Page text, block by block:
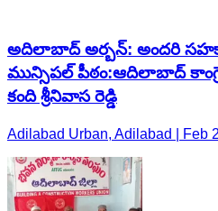
అదిలాబాద్ అర్బన్: అంద‌రి
మున్సిప‌ల్ పీఠం:ఆదిలాబాద్
కంది శ్రీ‌నివాస రెడ్డి
Adilabad Urban, Adilabad | Feb